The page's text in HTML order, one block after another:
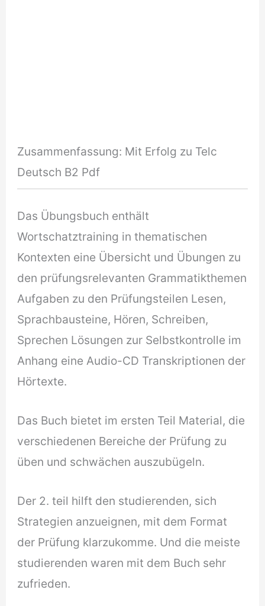
Zusammenfassung: Mit Erfolg zu Telc
Deutsch B2 Pdf
Das Übungsbuch enthält
Wortschatztraining in thematischen
Kontexten eine Übersicht und Übungen zu
den prüfungsrelevanten Grammatikthemen
Aufgaben zu den Prüfungsteilen Lesen,
Sprachbausteine, Hören, Schreiben,
Sprechen Lösungen zur Selbstkontrolle im
Anhang eine Audio-CD Transkriptionen der
Hörtexte.
Das Buch bietet im ersten Teil Material, die
verschiedenen Bereiche der Prüfung zu
üben und schwächen auszubügeln.
Der 2. teil hilft den studierenden, sich
Strategien anzueignen, mit dem Format
der Prüfung klarzukomme. Und die meiste
studierenden waren mit dem Buch sehr
zufrieden.